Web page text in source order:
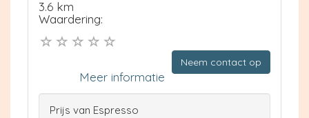
3.6 km
Waardering:
Neem contact op
Meer informatie
Prijs van Espresso